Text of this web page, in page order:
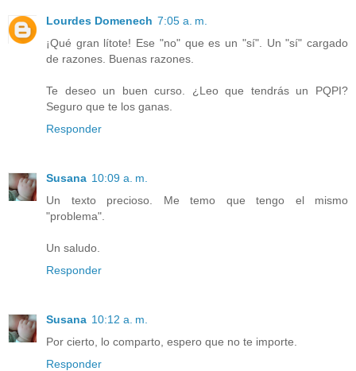
Lourdes Domenech 7:05 a. m.
¡Qué gran lítote! Ese "no" que es un "sí". Un "sí" cargado
de razones. Buenas razones.
Te deseo un buen curso. ¿Leo que tendrás un PQPI?
Seguro que te los ganas.
Responder
Susana 10:09 a. m.
Un texto precioso. Me temo que tengo el mismo
"problema".
Un saludo.
Responder
Susana 10:12 a. m.
Por cierto, lo comparto, espero que no te importe.
Responder